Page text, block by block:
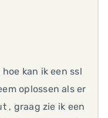
kan ik een ssl
oplossen als er
, graag zie ik een